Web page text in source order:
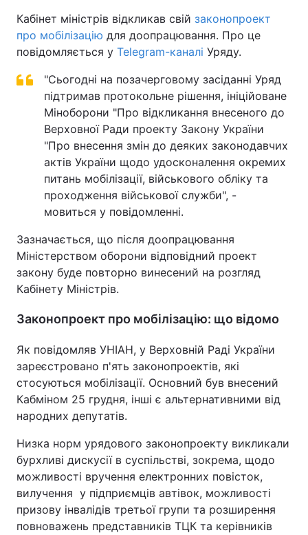
Кабінет міністрів відкликав свій законопроект
про мобілізацію для доопрацювання. Про це
повідомляється у Telegram-каналі Уряду.
"Сьогодні на позачерговому засіданні Уряд
підтримав протокольне рішення, ініційоване
Міноборони "Про відкликання внесеного до
Верховної Ради проекту Закону України
"Про внесення змін до деяких законодавчих
актів України щодо удосконалення окремих
питань мобілізації, військового обліку та
проходження військової служби", -
мовиться у повідомленні.
Зазначається, що після доопрацювання
Міністерством оборони відповідний проект
закону буде повторно винесений на розгляд
Кабінету Міністрів.
Законопроект про мобілізацію: що відомо
Як повідомляв УНІАН, у Верховній Раді України
зареєстровано п'ять законопроектів, які
стосуються мобілізації. Основний був внесений
Кабміном 25 грудня, інші є альтернативними від
народних депутатів.
Низка норм урядового законопроекту викликали
бурхливі дискусії в суспільстві, зокрема, щодо
можливості вручення електронних повісток,
вилучення у підприємців автівок, можливості
призову інвалідів третьої групи та розширення
повноважень представників ТЦК та керівників